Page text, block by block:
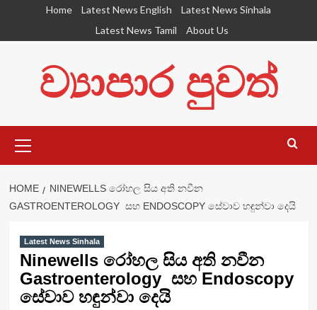
content
Home Latest News English
Latest News Sinhala
Latest News Tamil
About Us
ව්‍යාපාර පුවත්
Menu
HOME
NINEWELLS රෝහල සිය අති නවීන
GASTROENTEROLOGY සහ ENDOSCOPY සේවාව හඳුන්වා දෙයි
Latest News Sinhala
Ninewells රෝහල සිය අති නවීන
Gastroenterology සහ Endoscopy
සේවාව හඳුන්වා දෙයි